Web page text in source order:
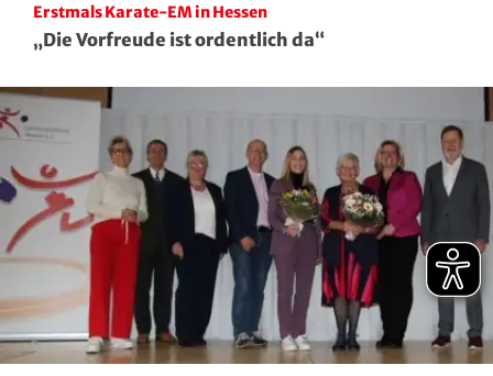
Erstmals Karate-EM in Hessen
„Die Vorfreude ist ordentlich da“